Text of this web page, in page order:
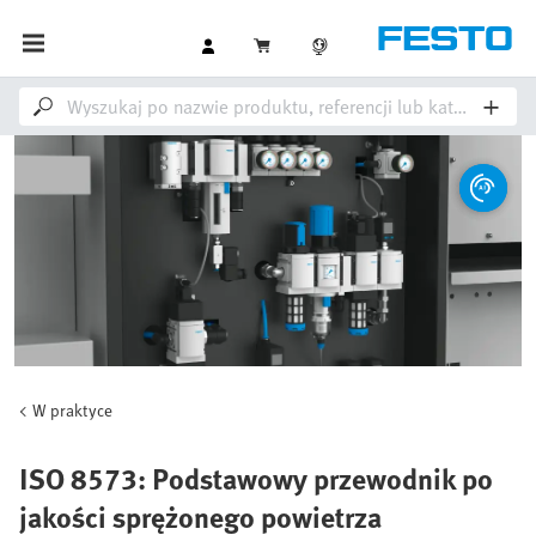
W praktyce
ISO 8573: Podstawowy przewodnik po
jakości sprężonego powietrza